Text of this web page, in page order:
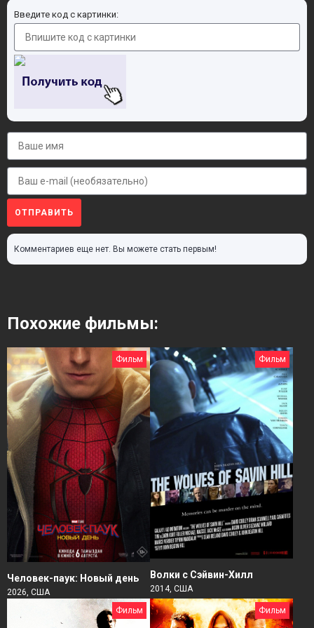
Введите код с картинки:
ОТПРАВИТЬ
Комментариев еще нет. Вы можете стать первым!
Похожие фильмы:
Фильм
Человек-паук: Новый день
2026, США
Фильм
Волки с Сэйвин-Хилл
2014, США
Фильм Фильм